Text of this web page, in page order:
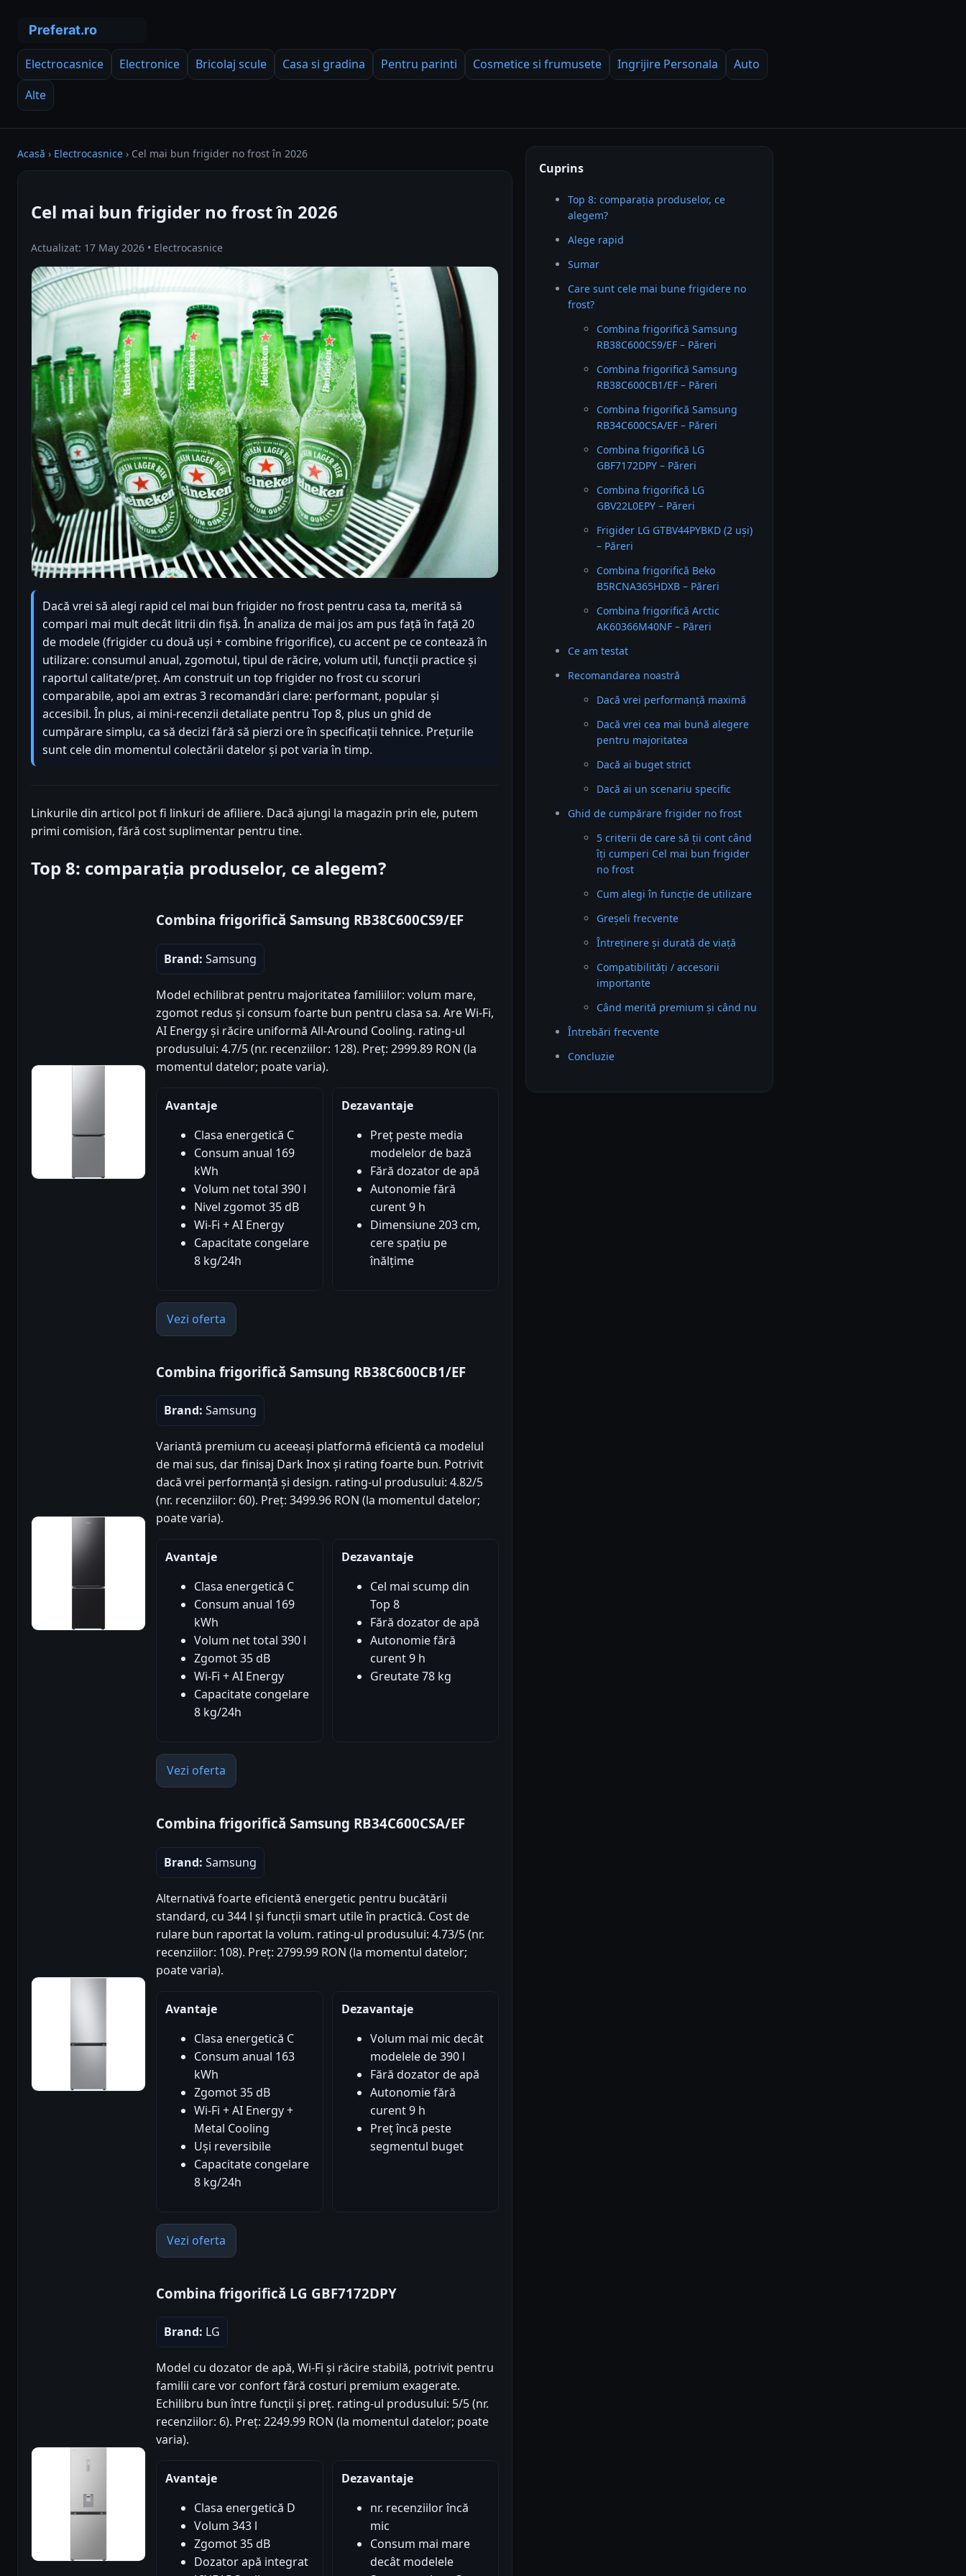
Electrocasnice Electronice Bricolaj scule Casa si gradina Pentru parinti Cosmetice si frumusete Ingrijire Personala
Auto
Alte
Acasă › Electrocasnice › Cel mai bun frigider no frost în 2026
Cel mai bun frigider no frost în 2026
Actualizat: 17 May 2026 • Electrocasnice
Dacă vrei să alegi rapid cel mai bun frigider no frost pentru casa ta, merită să
compari mai mult decât litrii din fișă. În analiza de mai jos am pus față în față 20
de modele (frigider cu două uși + combine frigorifice), cu accent pe ce contează în
utilizare: consumul anual, zgomotul, tipul de răcire, volum util, funcții practice și
raportul calitate/preț. Am construit un top frigider no frost cu scoruri
comparabile, apoi am extras 3 recomandări clare: performant, popular și
accesibil. În plus, ai mini-recenzii detaliate pentru Top 8, plus un ghid de
cumpărare simplu, ca să decizi fără să pierzi ore în specificații tehnice. Prețurile
sunt cele din momentul colectării datelor și pot varia în timp.
Linkurile din articol pot fi linkuri de afiliere. Dacă ajungi la magazin prin ele, putem
primi comision, fără cost suplimentar pentru tine.
Top 8: comparația produselor, ce alegem?
Combina frigorifică Samsung RB38C600CS9/EF
Brand: Samsung
Model echilibrat pentru majoritatea familiilor: volum mare,
zgomot redus și consum foarte bun pentru clasa sa. Are Wi-Fi,
AI Energy și răcire uniformă All-Around Cooling. rating-ul
produsului: 4.7/5 (nr. recenziilor: 128). Preț: 2999.89 RON (la
momentul datelor; poate varia).
Avantaje
Clasa energetică C
Consum anual 169
kWh
Volum net total 390 l
Nivel zgomot 35 dB
Wi-Fi + AI Energy
Capacitate congelare
8 kg/24h
Dezavantaje
Preț peste media
modelelor de bază
Fără dozator de apă
Autonomie fără
curent 9 h
Dimensiune 203 cm,
cere spațiu pe
înălțime
Vezi oferta
Combina frigorifică Samsung RB38C600CB1/EF
Brand: Samsung
Variantă premium cu aceeași platformă eficientă ca modelul
de mai sus, dar finisaj Dark Inox și rating foarte bun. Potrivit
dacă vrei performanță și design. rating-ul produsului: 4.82/5
(nr. recenziilor: 60). Preț: 3499.96 RON (la momentul datelor;
poate varia).
Avantaje
Clasa energetică C
Consum anual 169
kWh
Volum net total 390 l
Zgomot 35 dB
Wi-Fi + AI Energy
Capacitate congelare
8 kg/24h
Dezavantaje
Cel mai scump din
Top 8
Fără dozator de apă
Autonomie fără
curent 9 h
Greutate 78 kg
Vezi oferta
Combina frigorifică Samsung RB34C600CSA/EF
Brand: Samsung
Alternativă foarte eficientă energetic pentru bucătării
standard, cu 344 l și funcții smart utile în practică. Cost de
rulare bun raportat la volum. rating-ul produsului: 4.73/5 (nr.
recenziilor: 108). Preț: 2799.99 RON (la momentul datelor;
poate varia).
Avantaje
Clasa energetică C
Consum anual 163
kWh
Zgomot 35 dB
Wi-Fi + AI Energy +
Metal Cooling
Uși reversibile
Capacitate congelare
8 kg/24h
Dezavantaje
Volum mai mic decât
modelele de 390 l
Fără dozator de apă
Autonomie fără
curent 9 h
Preț încă peste
segmentul buget
Vezi oferta
Combina frigorifică LG GBF7172DPY
Brand: LG
Model cu dozator de apă, Wi-Fi și răcire stabilă, potrivit pentru
familii care vor confort fără costuri premium exagerate.
Echilibru bun între funcții și preț. rating-ul produsului: 5/5 (nr.
recenziilor: 6). Preț: 2249.99 RON (la momentul datelor; poate
varia).
Avantaje
Clasa energetică D
Volum 343 l
Zgomot 35 dB
Dozator apă integrat
Dezavantaje
nr. recenziilor încă
mic
Consum mai mare
decât modelele
Cuprins
Top 8: comparația produselor, ce
alegem?
Alege rapid
Sumar
Care sunt cele mai bune frigidere no
frost?
Combina frigorifică Samsung
RB38C600CS9/EF – Păreri
Combina frigorifică Samsung
RB38C600CB1/EF – Păreri
Combina frigorifică Samsung
RB34C600CSA/EF – Păreri
Combina frigorifică LG
GBF7172DPY – Păreri
Combina frigorifică LG
GBV22L0EPY – Păreri
Frigider LG GTBV44PYBKD (2 uși)
– Păreri
Combina frigorifică Beko
B5RCNA365HDXB – Păreri
Combina frigorifică Arctic
AK60366M40NF – Păreri
Ce am testat
Recomandarea noastră
Dacă vrei performanță maximă
Dacă vrei cea mai bună alegere
pentru majoritatea
Dacă ai buget strict
Dacă ai un scenariu specific
Ghid de cumpărare frigider no frost
5 criterii de care să ții cont când
îți cumperi Cel mai bun frigider
no frost
Cum alegi în funcție de utilizare
Greșeli frecvente
Întreținere și durată de viață
Compatibilități / accesorii
importante
Când merită premium și când nu
Întrebări frecvente
Concluzie